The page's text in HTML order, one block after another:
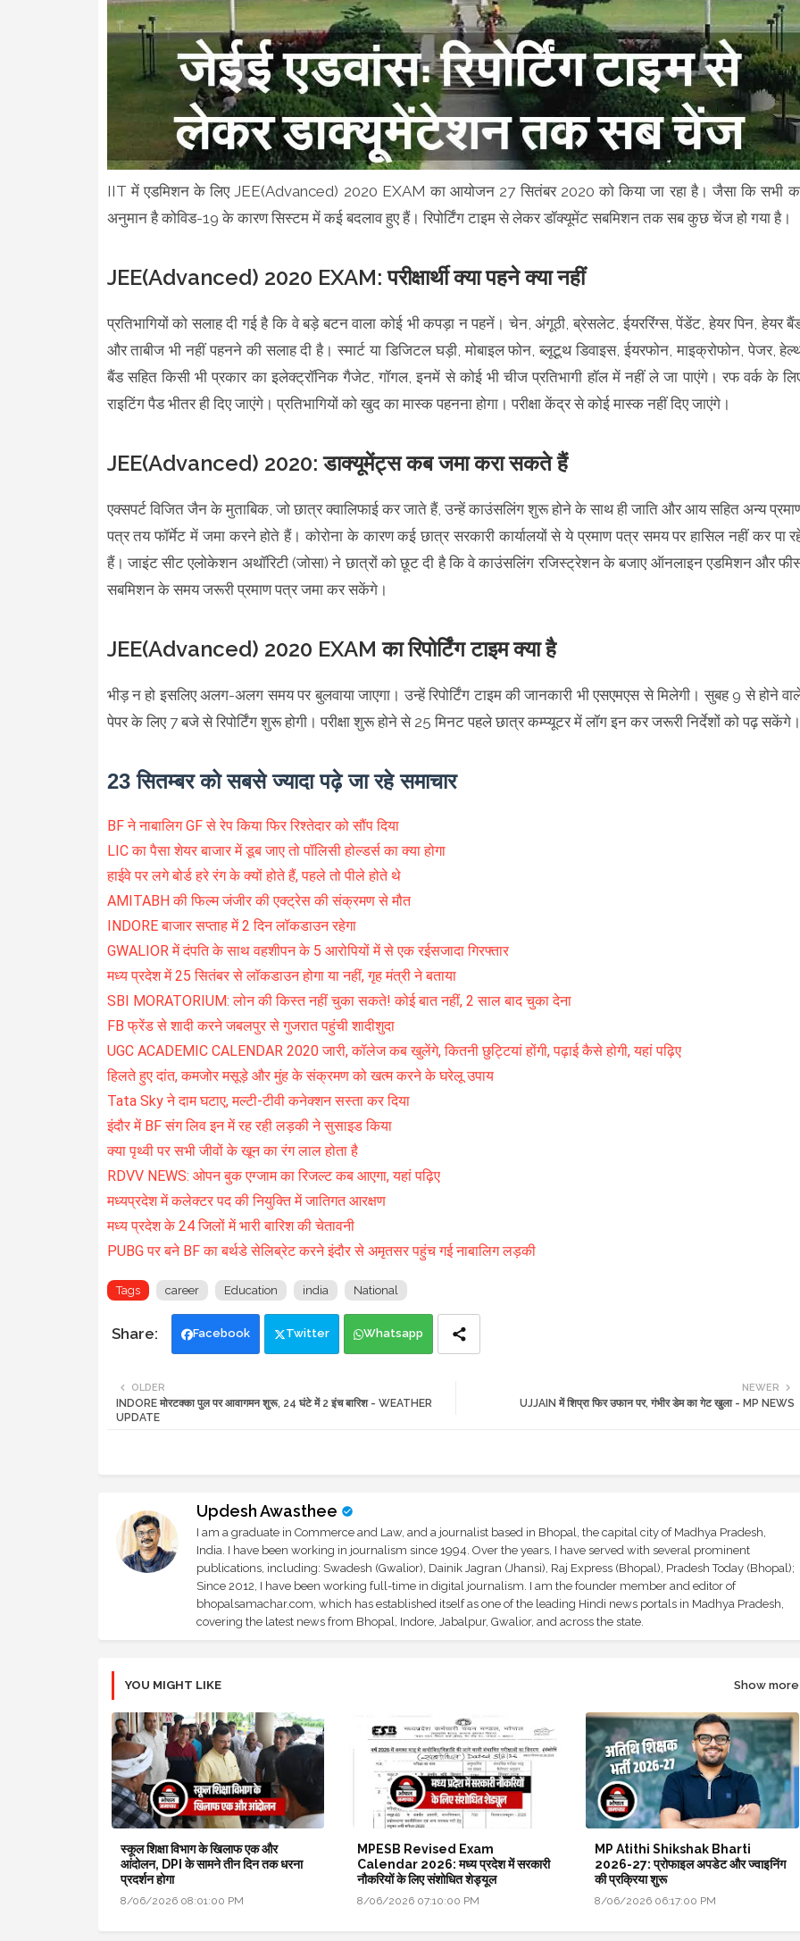
IIT में एडमिशन के लिए JEE(Advanced) 2020 EXAM का आयोजन 27 सितंबर 2020 को किया जा रहा है। जैसा कि सभी
अनुमान है कोविड-19 के कारण सिस्टम में कई बदलाव हुए हैं। रिपोर्टिंग टाइम से लेकर डॉक्यूमेंट सबमिशन तक सब कुछ चेंज हो गया है।
JEE(Advanced) 2020 EXAM: परीक्षार्थी क्या पहने क्या नहीं
प्रतिभागियों को सलाह दी गई है कि वे बड़े बटन वाला कोई भी कपड़ा न पहनें। चेन, अंगूठी, ब्रेसलेट, ईयररिंग्स, पेंडेंट, हेयर पिन, हेयर
और ताबीज भी नहीं पहनने की सलाह दी है। स्मार्ट या डिजिटल घड़ी, मोबाइल फोन, ब्लूटूथ डिवाइस, ईयरफोन, माइक्रोफोन, पेजर,
बैंड सहित किसी भी प्रकार का इलेक्ट्रॉनिक गैजेट, गॉगल, इनमें से कोई भी चीज प्रतिभागी हॉल में नहीं ले जा पाएंगे। रफ वर्क के
राइटिंग पैड भीतर ही दिए जाएंगे। प्रतिभागियों को खुद का मास्क पहनना होगा। परीक्षा केंद्र से कोई मास्क नहीं दिए जाएंगे।
JEE(Advanced) 2020: डाक्यूमेंट्स कब जमा करा सकते हैं
एक्सपर्ट विजित जैन के मुताबिक, जो छात्र क्वालिफाई कर जाते हैं, उन्हें काउंसलिंग शुरू होने के साथ ही जाति और आय सहित अन्य
पत्र तय फॉर्मेट में जमा करने होते हैं। कोरोना के कारण कई छात्र सरकारी कार्यालयों से ये प्रमाण पत्र समय पर हासिल नहीं कर पा
हैं। जाइंट सीट एलोकेशन अथॉरिटी (जोसा) ने छात्रों को छूट दी है कि वे काउंसलिंग रजिस्ट्रेशन के बजाए ऑनलाइन एडमिशन और
सबमिशन के समय जरूरी प्रमाण पत्र जमा कर सकेंगे।
JEE(Advanced) 2020 EXAM का रिपोर्टिंग टाइम क्या है
भीड़ न हो इसलिए अलग-अलग समय पर बुलवाया जाएगा। उन्हें रिपोर्टिंग टाइम की जानकारी भी एसएमएस से मिलेगी। सुबह 9 से होने
पेपर के लिए 7 बजे से रिपोर्टिंग शुरू होगी। परीक्षा शुरू होने से 25 मिनट पहले छात्र कम्प्यूटर में लॉग इन कर जरूरी निर्देशों को पढ़ सकेंगे।
23 सितम्बर को सबसे ज्यादा पढ़े जा रहे समाचार
BF ने नाबालिग GF से रेप किया फिर रिश्तेदार को सौंप दिया
LIC का पैसा शेयर बाजार में डूब जाए तो पॉलिसी होल्डर्स का क्या होगा
हाईवे पर लगे बोर्ड हरे रंग के क्यों होते हैं, पहले तो पीले होते थे
AMITABH की फिल्म जंजीर की एक्ट्रेस की संक्रमण से मौत
INDORE बाजार सप्ताह में 2 दिन लॉकडाउन रहेगा
GWALIOR में दंपति के साथ वहशीपन के 5 आरोपियों में से एक रईसजादा गिरफ्तार
मध्य प्रदेश में 25 सितंबर से लॉकडाउन होगा या नहीं, गृह मंत्री ने बताया
SBI MORATORIUM: लोन की किस्त नहीं चुका सकते! कोई बात नहीं, 2 साल बाद चुका देना
FB फ्रेंड से शादी करने जबलपुर से गुजरात पहुंची शादीशुदा
UGC ACADEMIC CALENDAR 2020 जारी, कॉलेज कब खुलेंगे, कितनी छुट्टियां होंगी, पढ़ाई कैसे होगी, यहां पढ़िए
हिलते हुए दांत, कमजोर मसूड़े और मुंह के संक्रमण को खत्म करने के घरेलू उपाय
Tata Sky ने दाम घटाए, मल्टी-टीवी कनेक्शन सस्ता कर दिया
इंदौर में BF संग लिव इन में रह रही लड़की ने सुसाइड किया
क्या पृथ्वी पर सभी जीवों के खून का रंग लाल होता है
RDVV NEWS: ओपन बुक एग्जाम का रिजल्ट कब आएगा, यहां पढ़िए
मध्यप्रदेश में कलेक्टर पद की नियुक्ति में जातिगत आरक्षण
मध्य प्रदेश के 24 जिलों में भारी बारिश की चेतावनी
PUBG पर बने BF का बर्थडे सेलिब्रेट करने इंदौर से अमृतसर पहुंच गई नाबालिग लड़की
Tags career Education india National
Facebook Twitter Whatsapp
NEWER
UJJAIN में शिप्रा फिर उफान पर, गंभीर डेम का गेट खुला - MP NEWS
OLDER
INDORE मोरटक्का पुल पर आवागमन शुरू, 24 घंटे में 2 इंच बारिश - WEATHER
UPDATE
Updesh Awasthee
I am a graduate in Commerce and Law, and a journalist based in Bhopal, the capital city of Madhya Pradesh,
India. I have been working in journalism since 1994. Over the years, I have served with several prominent
publications, including: Swadesh (Gwalior), Dainik Jagran (Jhansi), Raj Express (Bhopal), Pradesh Today (Bhopal);
Since 2012, I have been working full-time in digital journalism. I am the founder member and editor of
bhopalsamachar.com, which has established itself as one of the leading Hindi news portals in Madhya Pradesh,
covering the latest news from Bhopal, Indore, Jabalpur, Gwalior, and across the state.
YOU MIGHT LIKE Show more
स्कूल शिक्षा विभाग के खिलाफ एक और
आंदोलन, DPI के सामने तीन दिन तक धरना
प्रदर्शन होगा
8/06/2026 08:01:00 PM
MPESB Revised Exam
Calendar 2026: मध्य प्रदेश में सरकारी
नौकरियों के लिए संशोधित शेड्यूल
8/06/2026 07:10:00 PM
MP Atithi Shikshak Bharti
2026-27: प्रोफाइल अपडेट और ज्वाइनिंग
की प्रक्रिया शुरू
8/06/2026 06:17:00 PM